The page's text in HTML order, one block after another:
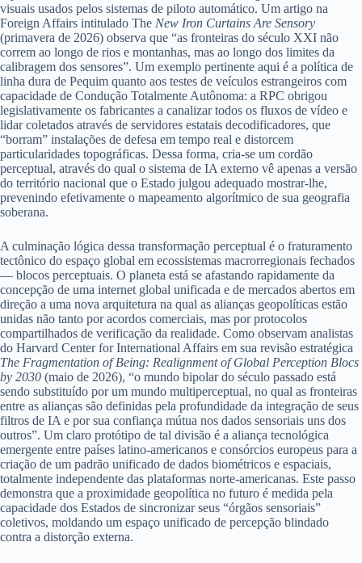
visuais usados pelos sistemas de piloto automático. Um artigo na
Foreign Affairs intitulado The New Iron Curtains Are Sensory
(primavera de 2026) observa que “as fronteiras do século XXI não
correm ao longo de rios e montanhas, mas ao longo dos limites da
calibragem dos sensores”. Um exemplo pertinente aqui é a política de
linha dura de Pequim quanto aos testes de veículos estrangeiros com
capacidade de Condução Totalmente Autônoma: a RPC obrigou
legislativamente os fabricantes a canalizar todos os fluxos de vídeo e
lidar coletados através de servidores estatais decodificadores, que
“borram” instalações de defesa em tempo real e distorcem
particularidades topográficas. Dessa forma, cria-se um cordão
perceptual, através do qual o sistema de IA externo vê apenas a versão
do território nacional que o Estado julgou adequado mostrar-lhe,
prevenindo efetivamente o mapeamento algorítmico de sua geografia
soberana.
A culminação lógica dessa transformação perceptual é o fraturamento
tectônico do espaço global em ecossistemas macrorregionais fechados
— blocos perceptuais. O planeta está se afastando rapidamente da
concepção de uma internet global unificada e de mercados abertos em
direção a uma nova arquitetura na qual as alianças geopolíticas estão
unidas não tanto por acordos comerciais, mas por protocolos
compartilhados de verificação da realidade. Como observam analistas
do Harvard Center for International Affairs em sua revisão estratégica
The Fragmentation of Being: Realignment of Global Perception Blocs
by 2030 (maio de 2026), “o mundo bipolar do século passado está
sendo substituído por um mundo multiperceptual, no qual as fronteiras
entre as alianças são definidas pela profundidade da integração de seus
filtros de IA e por sua confiança mútua nos dados sensoriais uns dos
outros”. Um claro protótipo de tal divisão é a aliança tecnológica
emergente entre países latino-americanos e consórcios europeus para a
criação de um padrão unificado de dados biométricos e espaciais,
totalmente independente das plataformas norte-americanas. Este passo
demonstra que a proximidade geopolítica no futuro é medida pela
capacidade dos Estados de sincronizar seus “órgãos sensoriais”
coletivos, moldando um espaço unificado de percepção blindado
contra a distorção externa.